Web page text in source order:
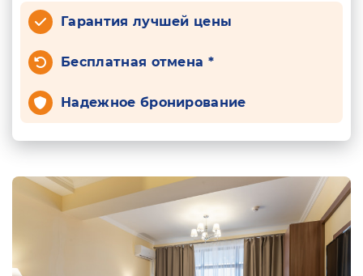
Гарантия лучшей цены
Бесплатная отмена *
Надежное бронирование